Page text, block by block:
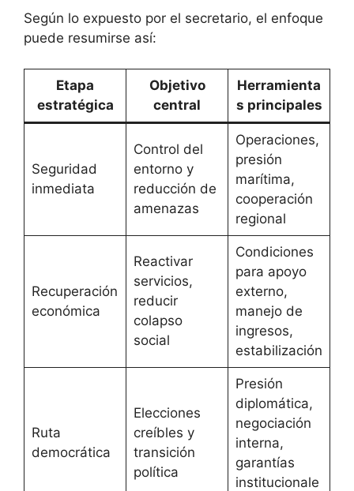
Según lo expuesto por el secretario, el enfoque
puede resumirse así:
Etapa
estratégica
Objetivo
central
Herramienta
s principales
Seguridad
inmediata
Control del
entorno y
reducción de
amenazas
Operaciones,
presión
marítima,
cooperación
regional
Recuperación
económica
Reactivar
servicios,
reducir
colapso
social
Condiciones
para apoyo
externo,
manejo de
ingresos,
estabilización
Ruta
democrática
Elecciones
creíbles y
transición
política
Presión
diplomática,
negociación
interna,
garantías
institucionale